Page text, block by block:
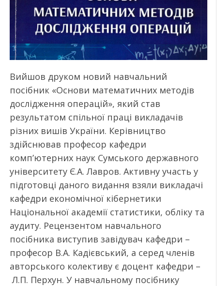
Вийшов друком новий навчальний
посібник «Основи математичних методів
дослідження операцій», який став
результатом спільної праці викладачів
різних вишів України. Керівництво
здійснював професор кафедри
комп’ютерних наук Сумського державного
університету Є.А. Лавров. Активну участь у
підготовці даного видання взяли викладачі
кафедри економічної кібернетики
Національної академії статистики, обліку та
аудиту. Рецензентом навчального
посібника виступив завідувач кафедри –
професор В.А. Кадієвський, а серед членів
авторського колективу є доцент кафедри –
Л.П. Перхун. У навчальному посібнику